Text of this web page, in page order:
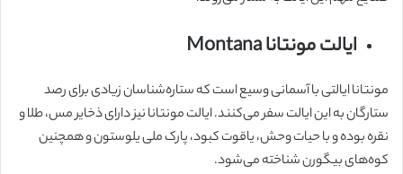
ایالت مونتانا Montana
مونتانا ایالتی با آسمانی وسیع است که ستاره‌شناسان زیادی برای رصد
ستارگان به این ایالت سفر می‌کنند. ایالت مونتانا نیز دارای ذخایر مس، طلا و
نقره بوده و با حیات وحش، یاقوت کبود، پارک ملی یلوستون و همچنین
کوه‌های بیگورن شناخته می‌شود.